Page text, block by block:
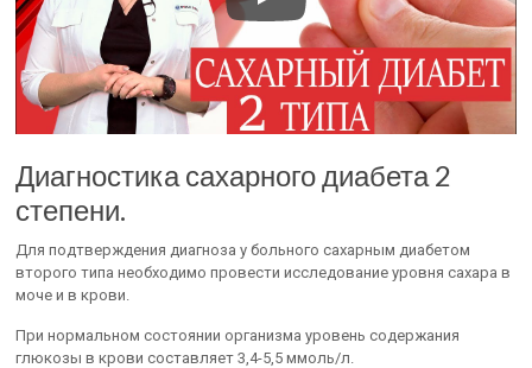
Диагностика сахарного диабета 2
степени.
Для подтверждения диагноза у больного сахарным диабетом
второго типа необходимо провести исследование уровня сахара в
моче и в крови.
При нормальном состоянии организма уровень содержания
глюкозы в крови составляет 3,4-5,5 ммоль/л.